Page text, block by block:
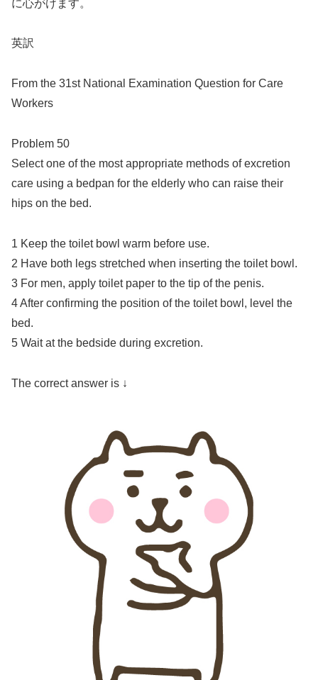
に心がけます。
英訳
From the 31st National Examination Question for Care
Workers
Problem 50
Select one of the most appropriate methods of excretion
care using a bedpan for the elderly who can raise their
hips on the bed.
1 Keep the toilet bowl warm before use.
2 Have both legs stretched when inserting the toilet bowl.
3 For men, apply toilet paper to the tip of the penis.
4 After confirming the position of the toilet bowl, level the
bed.
5 Wait at the bedside during excretion.
The correct answer is ↓